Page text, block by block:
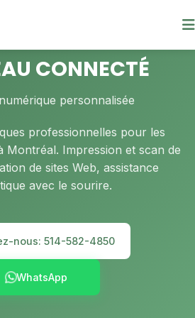
CONNECTÉ
personnalisée
professionnelles pour les
Montréal. Impression et scan de
de sites Web, assistance
avec le sourire.
nous: 514-582-4850
WhatsApp